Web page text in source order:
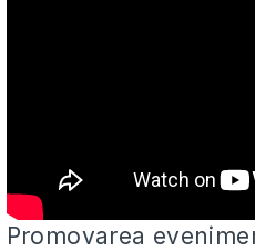
Promovarea